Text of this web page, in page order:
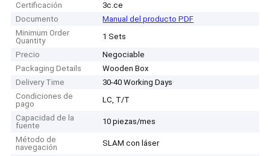
Certificación
3c.ce
Documento
Manual del producto PDF
Minimum Order
Quantity
1 Sets
Precio
Negociable
Packaging Details
Wooden Box
Delivery Time
30-40 Working Days
Condiciones de
pago
LC, T/T
Capacidad de la
fuente
10 piezas/mes
Método de
navegación
SLAM con láser